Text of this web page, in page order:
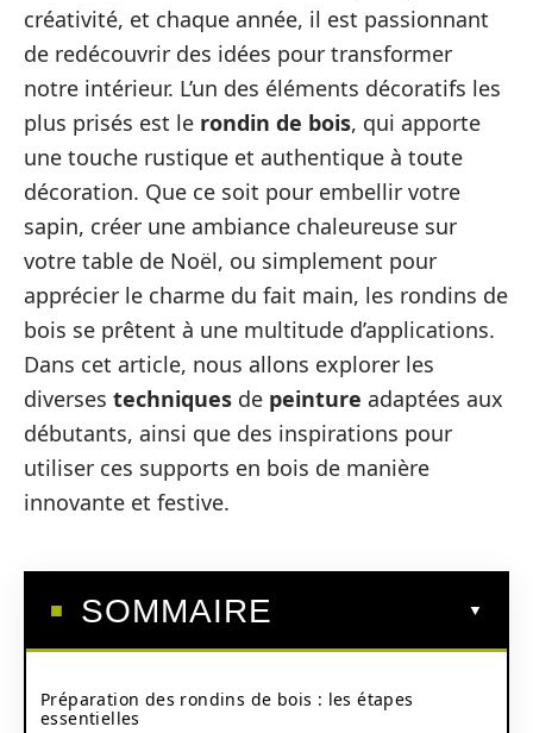
créativité, et chaque année, il est passionnant
de redécouvrir des idées pour transformer
notre intérieur. L’un des éléments décoratifs les
plus prisés est le rondin de bois, qui apporte
une touche rustique et authentique à toute
décoration. Que ce soit pour embellir votre
sapin, créer une ambiance chaleureuse sur
votre table de Noël, ou simplement pour
apprécier le charme du fait main, les rondins de
bois se prêtent à une multitude d’applications.
Dans cet article, nous allons explorer les
diverses techniques de peinture adaptées aux
débutants, ainsi que des inspirations pour
utiliser ces supports en bois de manière
innovante et festive.
SOMMAIRE
Préparation des rondins de bois : les étapes
essentielles